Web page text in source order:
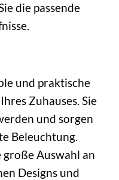
die passende
und praktische
Zuhauses. Sie
und sorgen
Beleuchtung.
große Auswahl an
Designs und